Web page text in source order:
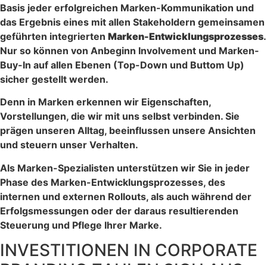
Basis jeder erfolgreichen Marken-Kommunikation und
das Ergebnis eines mit allen Stakeholdern gemeinsamen
geführten integrierten Marken-Entwicklungsprozesses.
Nur so können von Anbeginn Involvement und Marken-
Buy-In auf allen Ebenen (Top-Down und Buttom Up)
sicher gestellt werden.
Denn in Marken erkennen wir Eigenschaften,
Vorstellungen, die wir mit uns selbst verbinden. Sie
prägen unseren Alltag, beeinflussen unsere Ansichten
und steuern unser Verhalten.
Als Marken-Spezialisten unterstützen wir Sie in jeder
Phase des Marken-Entwicklungsprozesses, des
internen und externen Rollouts, als auch während der
Erfolgsmessungen oder der daraus resultierenden
Steuerung und Pflege Ihrer Marke.
INVESTITIONEN IN CORPORATE